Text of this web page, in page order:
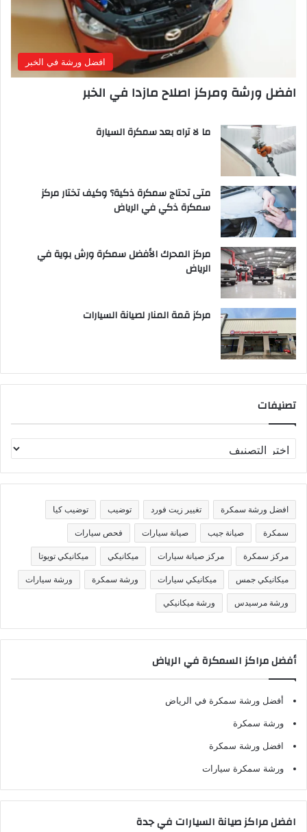
افضل ورشة في الخبر
افضل ورشة ومركز اصلاح مازدا في الخبر
ما لا تراه بعد سمكرة السيارة
متى تحتاج سمكرة ذكية؟ وكيف تختار مركز
سمكرة ذكي في الرياض
مركز المحرك الأفضل سمكرة ورش بوية في
الرياض
مركز قمة المنار لصيانة السيارات
تصنيفات
ص
ن
ف
ا
افضل ورشة سمكرة تغيير زيت فورد توضيب توضيب كيا
سمكرة صيانة جيب صيانة سيارات فحص سيارات
مركز سمكرة مركز صيانة سيارات ميكانيكي ميكانيكي تويوتا
ميكانيكي جمس ميكانيكي سيارات ورشة سمكرة ورشة سيارات
ورشة مرسيدس ورشة ميكانيكي
أفضل مراكز السمكرة في الرياض
أفضل ورشة سمكرة في الرياض
ورشة سمكرة
افضل ورشة سمكرة
ورشة سمكرة سيارات
افضل مراكز صيانة السيارات في جدة